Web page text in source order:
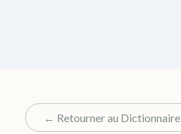
← Retourner au Dictionnaire